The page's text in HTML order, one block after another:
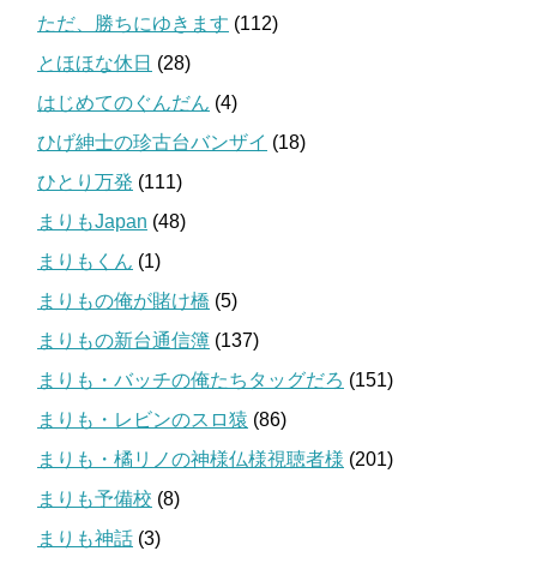
ただ、勝ちにゆきます (112)
とほほな休日 (28)
はじめてのぐんだん (4)
ひげ紳士の珍古台バンザイ (18)
ひとり万発 (111)
まりもJapan (48)
まりもくん (1)
まりもの俺が賭け橋 (5)
まりもの新台通信簿 (137)
まりも・バッチの俺たちタッグだろ (151)
まりも・レビンのスロ猿 (86)
まりも・橘リノの神様仏様視聴者様 (201)
まりも予備校 (8)
まりも神話 (3)